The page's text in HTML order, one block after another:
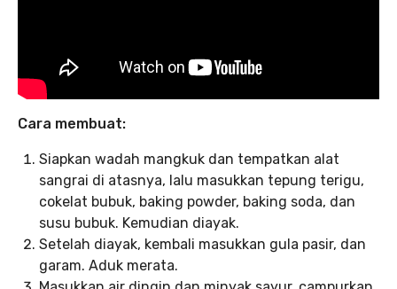
Cara membuat:
Siapkan wadah mangkuk dan tempatkan alat
sangrai di atasnya, lalu masukkan tepung terigu,
cokelat bubuk, baking powder, baking soda, dan
susu bubuk. Kemudian diayak.
Setelah diayak, kembali masukkan gula pasir, dan
garam. Aduk merata.